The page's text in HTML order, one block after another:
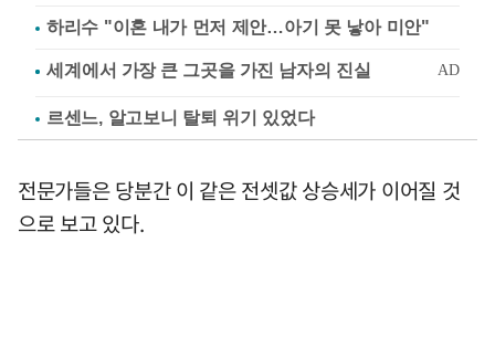
하리수 "이혼 내가 먼저 제안…아기 못 낳아 미안"
르센느, 알고보니 탈퇴 위기 있었다
전문가들은 당분간 이 같은 전셋값 상승세가 이어질 것
으로 보고 있다.